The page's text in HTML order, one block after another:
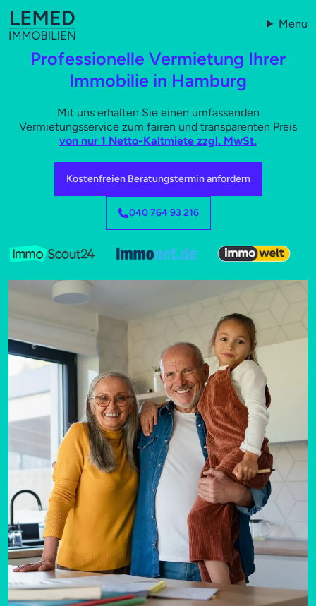
Menu
Professionelle Vermietung Ihrer
Immobilie in Hamburg
Mit uns erhalten Sie einen umfassenden
Vermietungsservice zum fairen und transparenten Preis
von nur 1 Netto-Kaltmiete zzgl. MwSt.
Kostenfreien Beratungstermin anfordern
040 764 93 216